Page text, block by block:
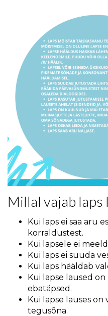
Millal vajab laps
Kui laps ei saa aru
korraldustest.
Kui lapsele ei
Kui laps ei suuda
Kui laps hääldab
Kui lapse laused
ebatäpsed.
Kui lapse lauses
tegusõna.